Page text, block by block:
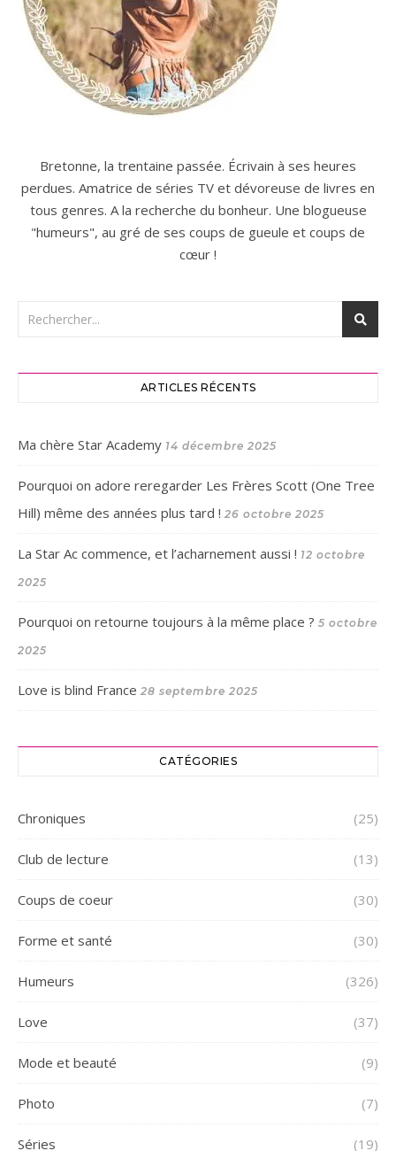
Bretonne, la trentaine passée. Écrivain à ses heures
perdues. Amatrice de séries TV et dévoreuse de livres en
tous genres. A la recherche du bonheur. Une blogueuse
"humeurs", au gré de ses coups de gueule et coups de
cœur !
ARTICLES RÉCENTS
Ma chère Star Academy 14 décembre 2025
Pourquoi on adore reregarder Les Frères Scott (One Tree
Hill) même des années plus tard ! 26 octobre 2025
La Star Ac commence, et l’acharnement aussi ! 12 octobre
2025
Pourquoi on retourne toujours à la même place ? 5 octobre
2025
Love is blind France 28 septembre 2025
CATÉGORIES
Chroniques (25)
Club de lecture (13)
Coups de coeur (30)
Forme et santé (30)
Humeurs (326)
Love (37)
Mode et beauté (9)
Photo (7)
Séries (19)